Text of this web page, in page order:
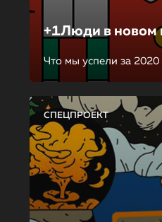
+1Люди в новом
Что мы успели за 2020
СПЕЦПРОЕКТ